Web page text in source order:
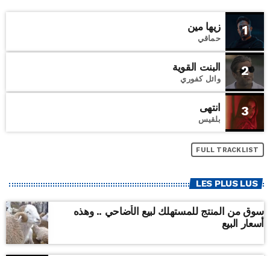
1 زيها مين
حماقي
2 البنت القوية
وائل كفوري
3 انتهى
بلقيس
FULL TRACKLIST
LES PLUS LUS
سوق من المنتج للمستهلك لبيع الأضاحي .. وهذه
أسعار البيع